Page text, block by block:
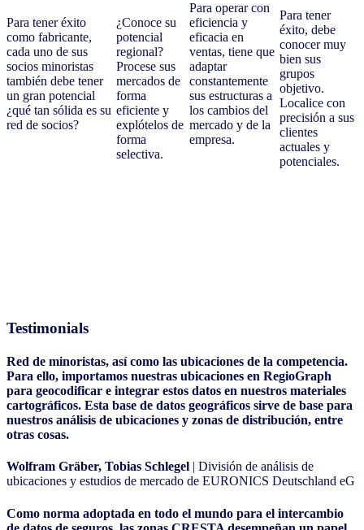
Para tener éxito
como fabricante,
cada uno de sus
socios minoristas
también debe tener
un gran potencial
¿qué tan sólida es su
red de socios?
¿Conoce su
potencial
regional?
Procese sus
mercados de
forma
eficiente y
explótelos de
forma
selectiva.
Para operar con
eficiencia y
eficacia en
ventas, tiene que
adaptar
constantemente
sus estructuras a
los cambios del
mercado y de la
empresa.
Para tener
éxito, debe
conocer muy
bien sus
grupos
objetivo.
Localice con
precisión a sus
clientes
actuales y
potenciales.
Testimonials
Red de minoristas, así como las ubicaciones de la competencia.
Para ello, importamos nuestras ubicaciones en RegioGraph
para geocodificar e integrar estos datos en nuestros materiales
cartográficos. Esta base de datos geográficos sirve de base para
nuestros análisis de ubicaciones y zonas de distribución, entre
otras cosas.
Wolfram Gräber, Tobias Schlegel | División de análisis de
ubicaciones y estudios de mercado de EURONICS Deutschland eG
Como norma adoptada en todo el mundo para el intercambio